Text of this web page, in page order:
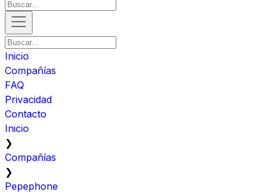
Inicio
Compañías
FAQ
Privacidad
Contacto
Inicio
❯
Compañías
❯
Pepephone